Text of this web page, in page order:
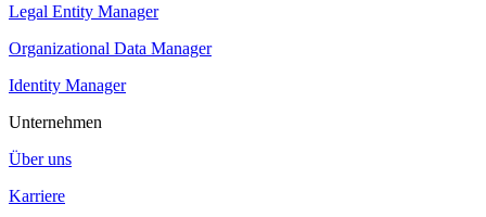
Legal Entity Manager
Organizational Data Manager
Identity Manager
Unternehmen
Über uns
Karriere